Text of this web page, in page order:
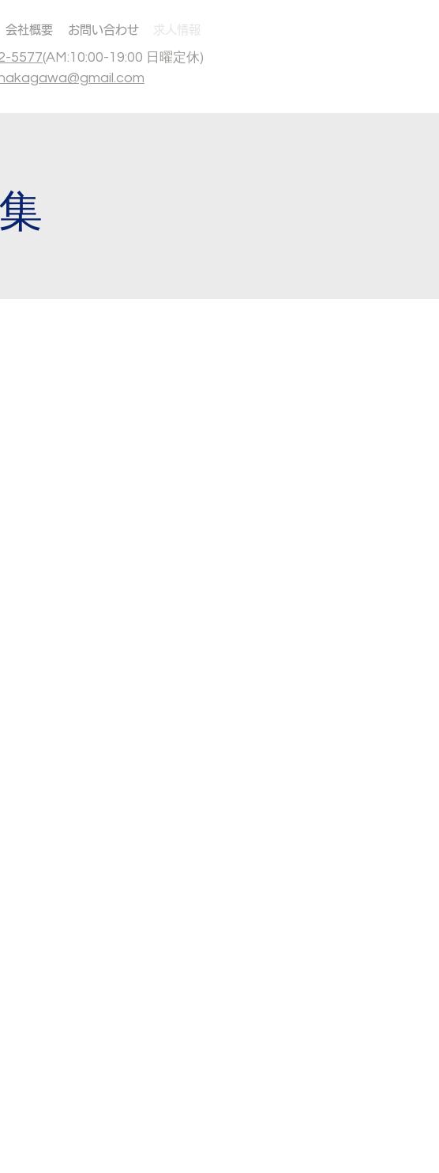
会社概要 お問い合わせ 求人情報
5577(AM:10:00-19:00 日曜定休)